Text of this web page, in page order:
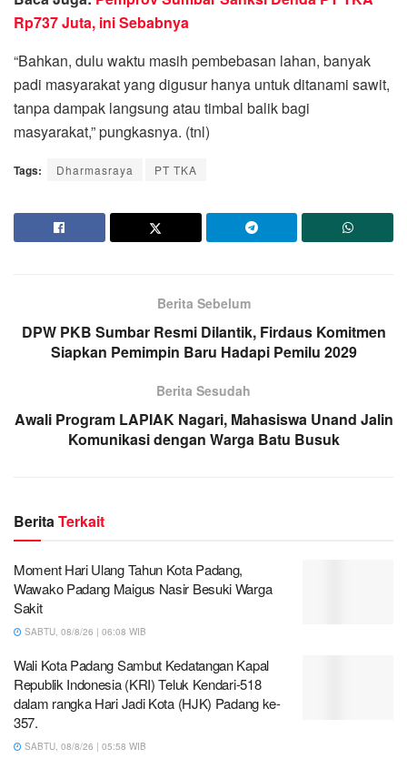
Rp737 Juta, ini Sebabnya
“Bahkan, dulu waktu masih pembebasan lahan, banyak
padi masyarakat yang digusur hanya untuk ditanami sawit,
tanpa dampak langsung atau timbal balik bagi
masyarakat,” pungkasnya. (tnl)
Tags: Dharmasraya PT TKA
Berita Sebelum
DPW PKB Sumbar Resmi Dilantik, Firdaus Komitmen
Siapkan Pemimpin Baru Hadapi Pemilu 2029
Berita Sesudah
Awali Program LAPIAK Nagari, Mahasiswa Unand Jalin
Komunikasi dengan Warga Batu Busuk
BeritaTerkait
Moment Hari Ulang Tahun Kota Padang,
Wawako Padang Maigus Nasir Besuki Warga
Sakit
SABTU, 08/8/26 | 06:08 WIB
Wali Kota Padang Sambut Kedatangan Kapal
Republik Indonesia (KRI) Teluk Kendari-518
dalam rangka Hari Jadi Kota (HJK) Padang ke-
357.
SABTU, 08/8/26 | 05:58 WIB